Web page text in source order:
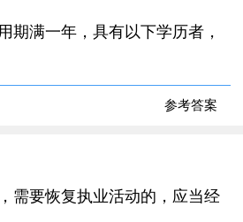
期满一年，具有以下学历者，
参考答案
需要恢复执业活动的，应当经